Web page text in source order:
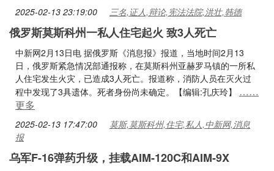
2025-02-13 23:19:00 三名,证人,辩论,宪法法院,洪壮,韩德
俄罗斯莫斯科州一私人住宅起火 致3人死亡
中新网2月13日电 据俄罗斯《消息报》报道，当地时间2月13
日，俄罗斯紧急情况部通报称，在莫斯科州亚赫罗马镇的一所私
人住宅发生火灾，已造成3人死亡。报道称，消防人员在灭火过
程中发现了3具遗体。死者身份尚未确定。【编辑:孔庆玲】 ……
更多
2025-02-13 17:47:00
莫斯,莫斯科州,住宅,私人,中新网,消息
报
乌军F-16弹药升级，挂载AIM-120C和AIM-9X